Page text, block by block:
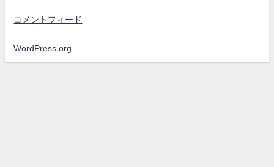
コメントフィード
WordPress.org